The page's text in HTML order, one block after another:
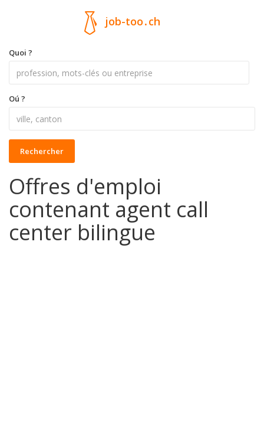
job-too.ch
Quoi ?
Oú ?
Rechercher
Offres d'emploi
contenant agent call
center bilingue